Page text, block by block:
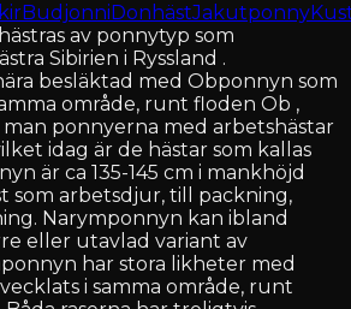
Budjonni DonhästJakutponny
av ponnytyp som
Sibirien i Ryssland .
besläktad med Obponnyn som
område, runt floden Ob ,
man ponnyerna med arbetshästar
idag är de hästar som kallas
är ca 135-145 cm i mankhöjd
som arbetsdjur, till packning,
Narymponnyn kan ibland
eller utavlad variant av
har stora likheter med
i samma område, runt